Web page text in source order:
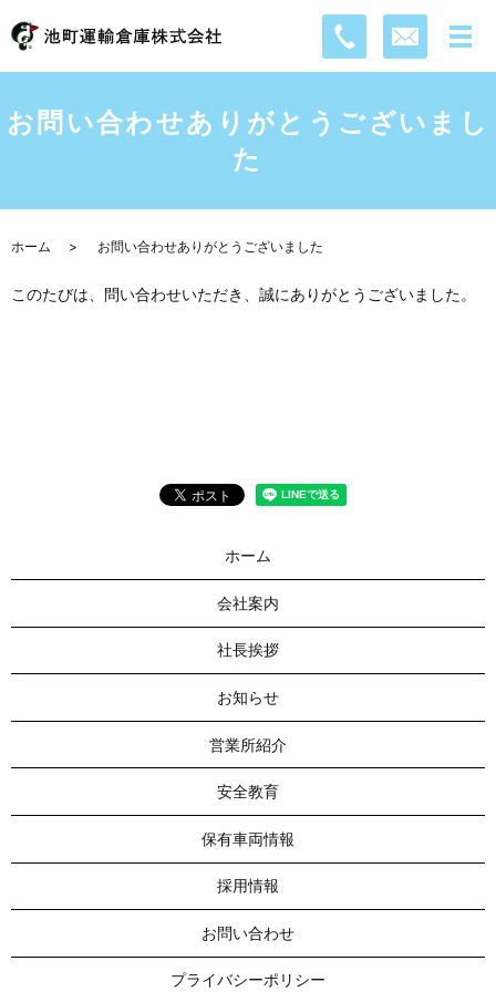
お問い合わせありがとうございまし
た
ホーム お問い合わせありがとうございました
このたびは、問い合わせいただき、誠にありがとうございました。
ホーム
会社案内
社長挨拶
お知らせ
営業所紹介
安全教育
保有車両情報
採用情報
お問い合わせ
プライバシーポリシー